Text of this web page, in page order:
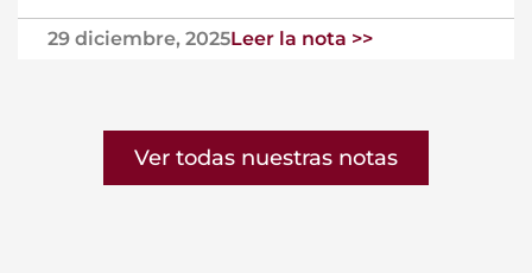
29 diciembre, 2025Leer la nota >>
Ver todas nuestras notas